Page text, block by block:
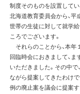
制度そのものを設置して
北海道教育委員会から、平
世帯の生徒に対して就学
ころでございます。
それらのことから、本年
回臨時会におきまして、
いただきました。その中
ながら提案してきたわけで
例の廃止案を議会に提案